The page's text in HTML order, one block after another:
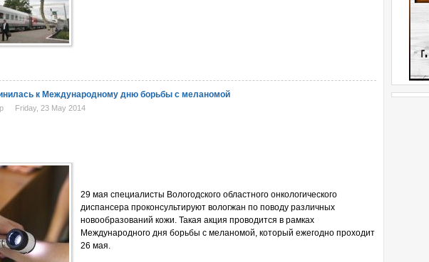
к Международному дню борьбы с меланомой
Friday, 23 May 2014
29 мая специалисты Вологодского областного онкологического
диспансера проконсультируют вологжан по поводу различных
новообразований кожи. Такая акция проводится в рамках
Международного дня борьбы с меланомой, который ежегодно проходит
26 мая.